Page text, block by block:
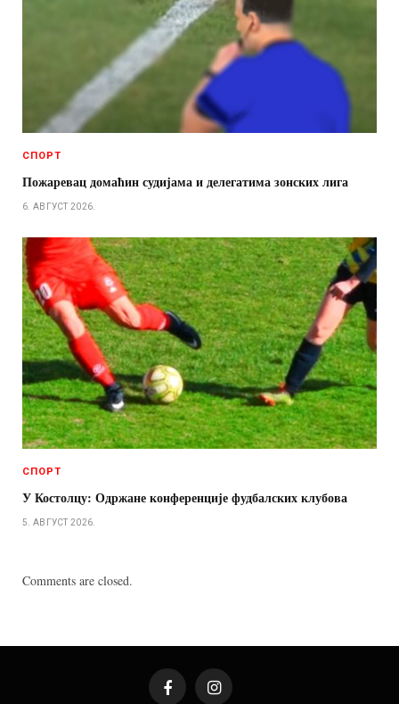
СПОРТ
Пожаревац домаћин судијама и делегатима зонских лига
6. АВГУСТ 2026.
СПОРТ
У Костолцу: Одржане конференције фудбалских клубова
5. АВГУСТ 2026.
Comments are closed.
FacebookInstagram